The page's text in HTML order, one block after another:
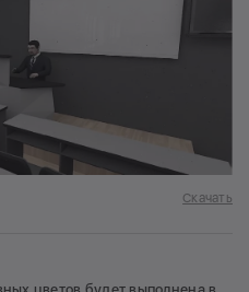
Скачать